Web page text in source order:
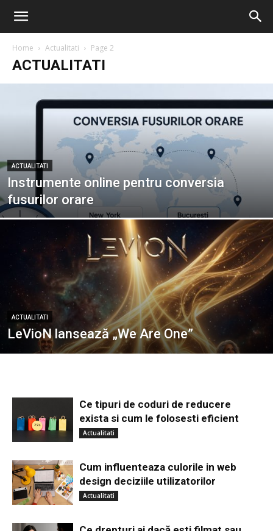
Home Actualitati Page 2
ACTUALITATI
ACTUALITATI
Instrumente online pentru conversia
fusurilor orare
ACTUALITATI
LeVioN lansează „We Are One”
Ce tipuri de coduri de reducere
exista si cum le folosesti eficient
Actualitati
Cum influenteaza culorile in web
design deciziile utilizatorilor
Actualitati